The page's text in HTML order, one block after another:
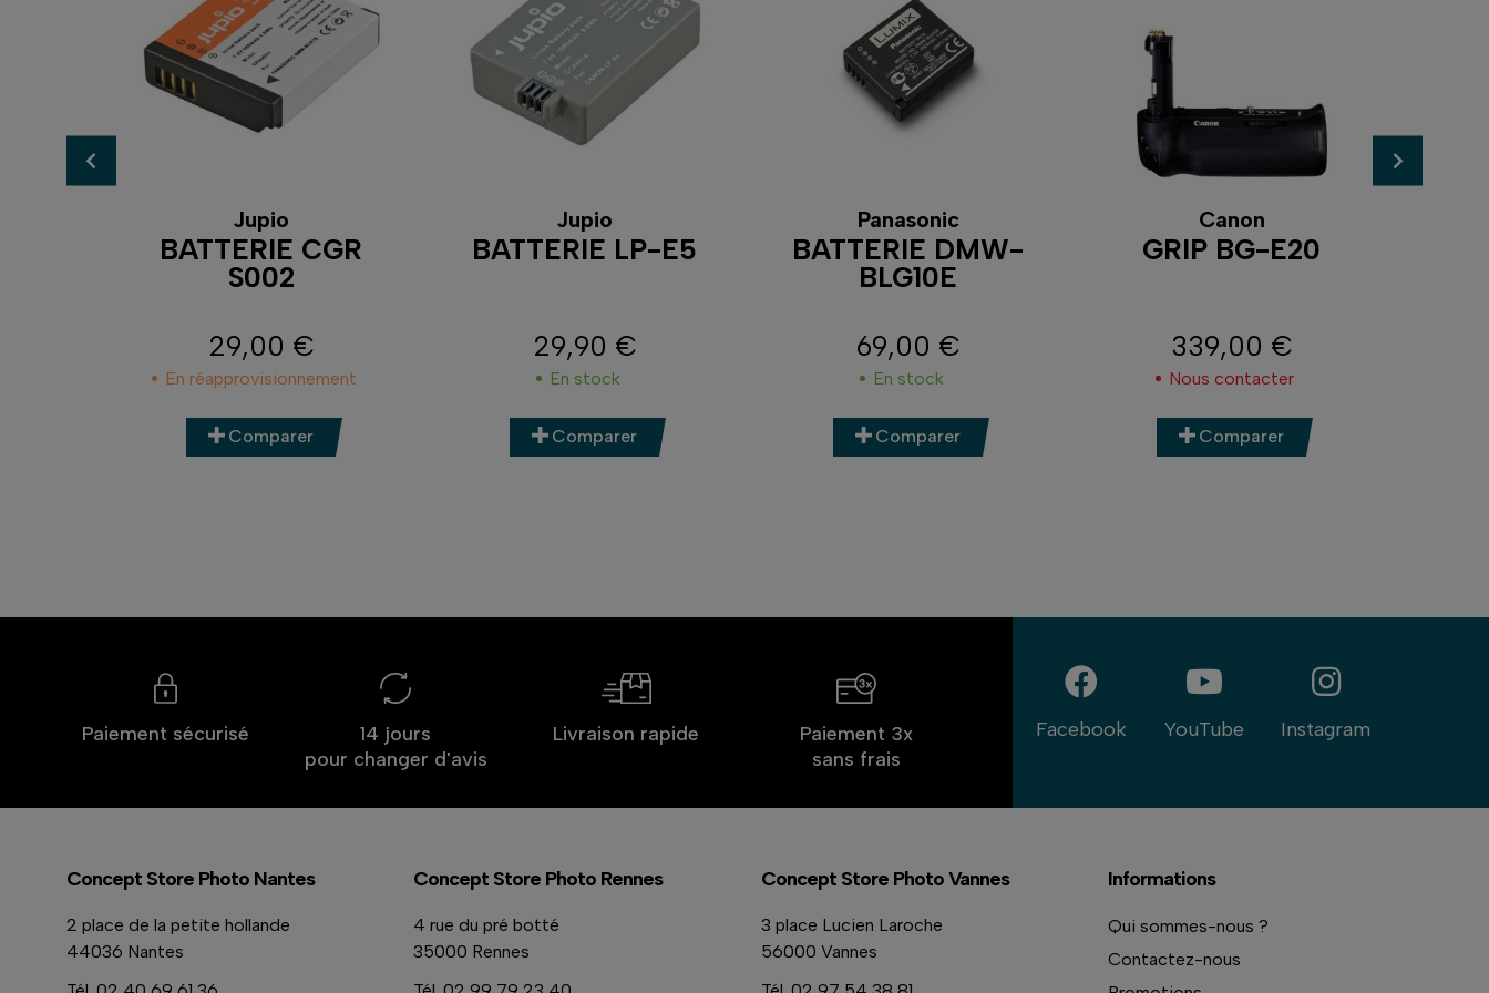
Jupio
BATTERIE CGR
S002
Prix
29,00 €
En réapprovisionnement
Comparer
Jupio
BATTERIE LP-E5
Prix
29,90 €
En stock
Comparer
Panasonic
BATTERIE DMW-
BLG10E
Prix
69,00 €
En stock
Comparer
Canon
GRIP BG-E20
Prix
339,00 €
Nous contacter
Comparer
Paiement sécurisé
14 jours
pour changer d'avis
Livraison rapide
Paiement 3x
sans frais
Facebook YouTube Instagram
Concept Store Photo Nantes
2 place de la petite hollande
44036 Nantes
Concept Store Photo Rennes
4 rue du pré botté
35000 Rennes
Concept Store Photo Vannes
3 place Lucien Laroche
56000 Vannes
Informations
Qui sommes-nous ?
Contactez-nous